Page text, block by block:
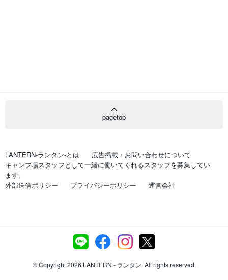
pagetop
LANTERN-ランタン-とは
広告掲載・お問い合わせについて
キャンプ場スタッフとして一緒に働いてくれるスタッフを募集してい
ます。
外部送信ポリシー
プライバシーポリシー 運営会社
© Copyright 2026 LANTERN - ランタン. All rights reserved.